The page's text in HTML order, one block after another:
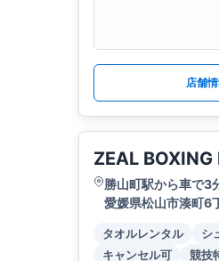
店舗
ZEAL BOXING
勝山町駅から車で3
愛媛県松山市湊町6
タオルレンタル シ
キャンセル可
競技